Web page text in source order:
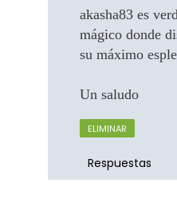
akasha83 es
mágico donde
su máximo
Un saludo
ELIMINAR
Respuestas